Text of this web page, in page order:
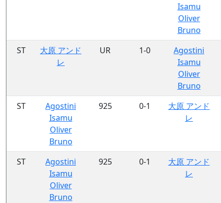
Isamu
Oliver
Bruno
ST
大原 アンド
レ
UR 1-0
Agostini
Isamu
Oliver
Bruno
ST
Agostini
Isamu
Oliver
Bruno
925 0-1
大原 アンド
レ
ST
Agostini
Isamu
Oliver
Bruno
925 0-1
大原 アンド
レ